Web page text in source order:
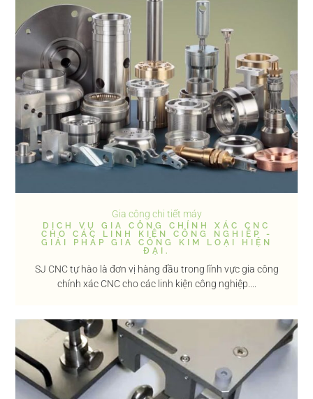
Gia công chi tiết máy
DỊCH VỤ GIA CÔNG CHÍNH XÁC CNC
CHO CÁC LINH KIỆN CÔNG NGHIỆP -
GIẢI PHÁP GIA CÔNG KIM LOẠI HIỆN
ĐẠI.
SJ CNC tự hào là đơn vị hàng đầu trong lĩnh vực gia công
chính xác CNC cho các linh kiện công nghiệp....